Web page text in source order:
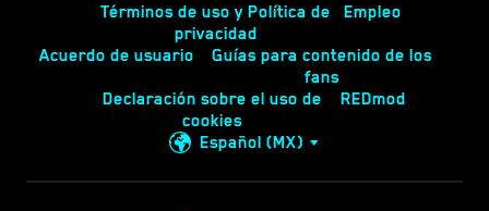
Términos de uso y Política de
privacidad
Empleo
Acuerdo de usuario
Guías para contenido de los
fans
Declaración sobre el uso de
cookies
REDmod
Español (MX)